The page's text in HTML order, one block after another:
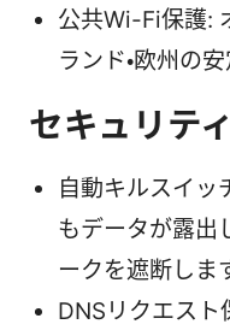
公共Wi-Fi保護:
ランド・欧州の
セキュリテ
自動キルスイッ
もデータが露出
ークを遮断しま
DNSリクエスト